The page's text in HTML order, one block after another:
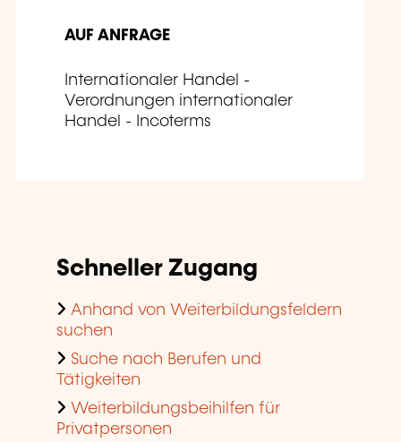
AUF ANFRAGE
Internationaler Handel -
Verordnungen internationaler
Handel - Incoterms
Schneller Zugang
Anhand von Weiterbildungsfeldern
suchen
Suche nach Berufen und
Tätigkeiten
Weiterbildungsbeihilfen für
Privatpersonen